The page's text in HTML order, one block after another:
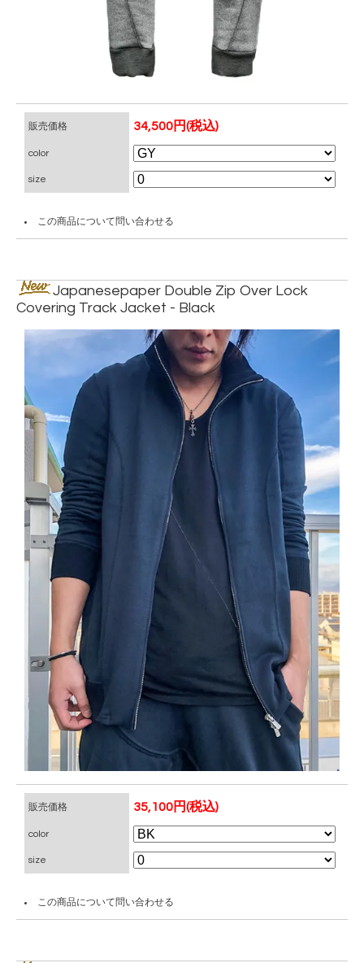
販売価格 34,500円(税込)
color
size
この商品について問い合わせる
Japanesepaper Double Zip Over Lock
Covering Track Jacket - Black
販売価格 35,100円(税込)
color
size
この商品について問い合わせる